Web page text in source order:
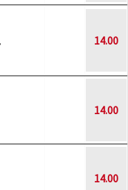
14.00
14.00
14.00